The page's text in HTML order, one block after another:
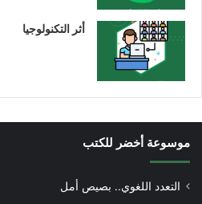
أثر التكنولوجيا
موسوعة أخضر للكتب
التعدد اللغوي.. بصيص أمل